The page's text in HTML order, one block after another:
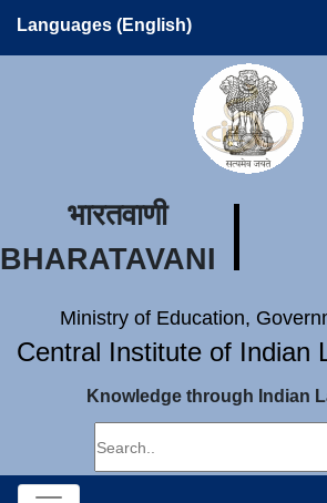
Languages (English)
भारतवाणी
BHARATAVANI
Ministry of Education,
Central Institute of Indian
Knowledge through Indian